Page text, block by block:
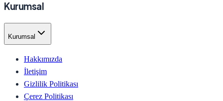
Kurumsal
Kurumsal
Hakkımızda
İletişim
Gizlilik Politikası
Çerez Politikası